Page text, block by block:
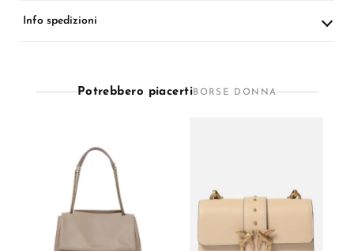
Info spedizioni
Potrebbero piacertiBORSE DONNA